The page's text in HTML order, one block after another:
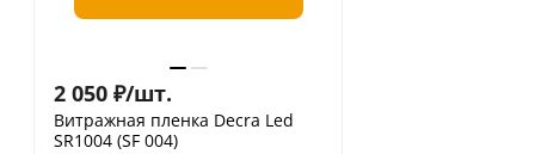
2 050 ₽/шт.
Витражная пленка Decra Led
SR1004 (SF 004)